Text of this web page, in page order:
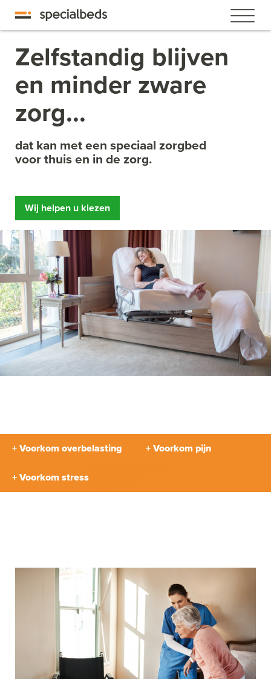
Zelfstandig blijven
en minder zware
zorg...
dat kan met een speciaal zorgbed
voor thuis en in de zorg.
Wij helpen u kiezen
+ Voorkom overbelasting + Voorkom pijn
+ Voorkom stress